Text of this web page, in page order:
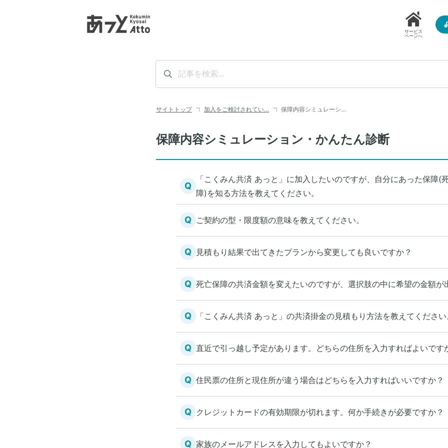
サービス
ページへ
サイトトップ 加入をご検討されてい… 保障内容シミュレーシ…
保障内容シミュレーション・かんたん診断
Q
「こくみん共済 あっと」に加入したいのですが、自分にあった保障(
障)を知る方法を教えてください。
Q ご契約の型・限度額の意味を教えてください。
Q 見積もり結果で出てきたプランから変更しても良いですか？
Q 死亡保障の共済金額を変えたいのですが、選択肢の中に希望の金額が
Q 「こくみん共済 あっと」の共済掛金の見積もり方法を教えてください
Q 直近で引っ越し予定があります。どちらの住所を入力すればよいです
Q 住民票の住所と現住所が違う場合はどちらを入力すればいいですか？
Q クレジットカードの有効期限が切れます。何か手続きが必要ですか？
Q 家族のメールアドレスを入力してもよいですか？